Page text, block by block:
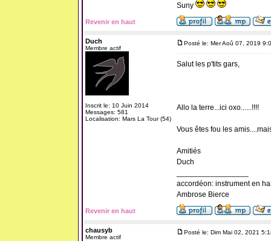
Suny
Revenir en haut
Duch
Membre actif
Inscrit le: 10 Juin 2014
Messages: 581
Localisation: Mars La Tour (54)
Posté le: Mer Aoû 07, 2019
Salut les p'tits gars,
Allo la terre...ici oxo......!!!!
Vous êtes fou les
Amitiés
Duch
accordéon: instrument en
Ambrose Bierce
Revenir en haut
chausyb
Membre actif
Posté le: Dim Mai 02, 2021